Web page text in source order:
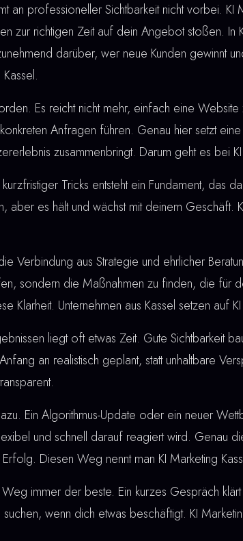
professioneller Sichtbarkeit nicht vorbei. KI
zur richtigen Zeit auf dein Angebot stoßen. In
darüber, wer neue Kunden gewinnt
Es reicht nicht mehr, einfach eine Website
Anfragen führen. Genau hier setzt
zusammenbringt. Darum geht es bei
Tricks entsteht ein Fundament, das
aber es hält und wächst mit deinem Geschäft.
Verbindung aus Strategie und ehrlicher
sondern die Maßnahmen zu finden, die für
Klarheit. Unternehmen aus Kassel setzen auf
liegt oft etwas Zeit. Gute Sichtbarkeit
an realistisch geplant, statt unhaltbare
Ein Algorithmus-Update oder ein neuer
und schnell darauf reagiert wird. Genau
Diesen Weg nennt man KI Marketing
immer der beste. Ein kurzes Gespräch
wenn dich etwas beschäftigt. KI